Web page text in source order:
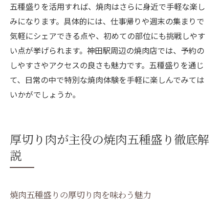
五種盛りを活用すれば、焼肉はさらに身近で手軽な楽し
みになります。具体的には、仕事帰りや週末の集まりで
気軽にシェアできる点や、初めての部位にも挑戦しやす
い点が挙げられます。神田駅周辺の焼肉店では、予約の
しやすさやアクセスの良さも魅力です。五種盛りを通じ
て、日常の中で特別な焼肉体験を手軽に楽しんでみては
いかがでしょうか。
厚切り肉が主役の焼肉五種盛り徹底解
説
焼肉五種盛りの厚切り肉を味わう魅力